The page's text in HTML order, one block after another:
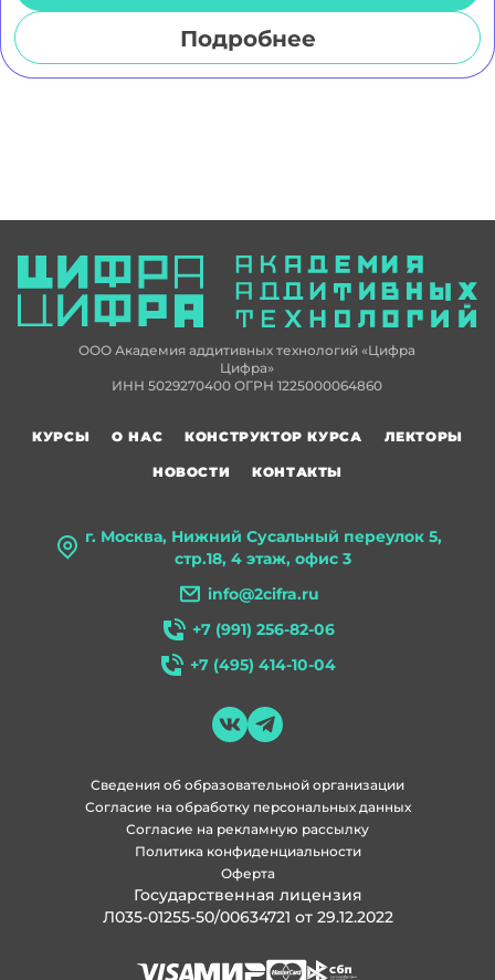
Подробнее
ООО Академия аддитивных технологий «Цифра
Цифра»
ИНН 5029270400 ОГРН 1225000064860
г. Москва, Нижний Сусальный переулок 5,
стр.18, 4 этаж, офис 3
info@2cifra.ru
+7 (991) 256-82-06
+7 (495) 414-10-04
КУРСЫ О НАС КОНСТРУКТОР КУРСА
ЛЕКТОРЫ
НОВОСТИ
КОНТАКТЫ
Политика конфиденциальности
Согласие на рекламную рассылку
Согласие на обработку персональных данных
Сведения об образовательной организации
Оферта
Государственная лицензия
Л035-01255-50/00634721 от 29.12.2022